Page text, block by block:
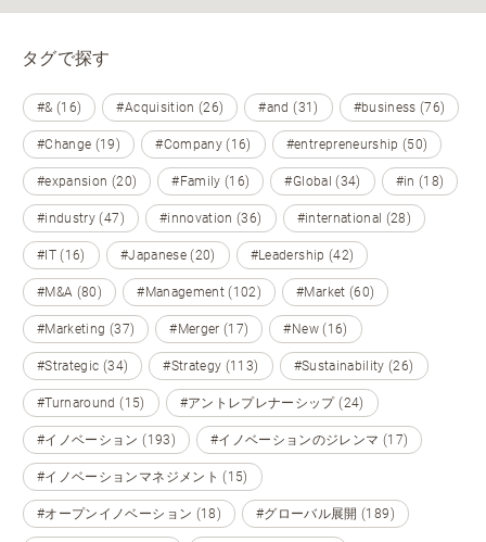
タグで探す
#& (16) #Acquisition (26) #and (31) #business (76)
#Change (19) #Company (16) #entrepreneurship (50)
#expansion (20) #Family (16) #Global (34) #in (18)
#industry (47) #innovation (36) #international (28)
#IT (16) #Japanese (20) #Leadership (42)
#M&A (80) #Management (102) #Market (60)
#Marketing (37) #Merger (17) #New (16)
#Strategic (34) #Strategy (113) #Sustainability (26)
#Turnaround (15) #アントレプレナーシップ (24)
#イノベーション (193) #イノベーションのジレンマ (17)
#イノベーションマネジメント (15)
#オープンイノベーション (18) #グローバル展開 (189)